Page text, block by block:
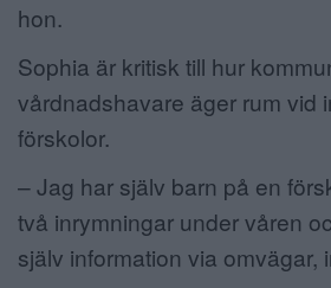
hon.
Sophia är kritisk till hur
vårdnadshavare äger rum vid
förskolor.
– Jag har själv barn på en
två inrymningar under våren
själv information via omvägar,